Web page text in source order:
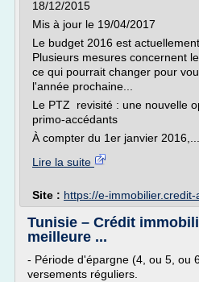
18/12/2015
Mis à jour le 19/04/2017
Le budget 2016 est
Plusieurs mesures concernent
ce qui pourrait changer pour
l'année prochaine...
Le PTZ revisité : une nouvelle
primo-accédants
À compter du 1er janvier 2016,...
Lire la suite
Site : https://e-
Tunisie – Crédit
meilleure ...
- Période d'épargne (4, ou 5, ou
versements réguliers.